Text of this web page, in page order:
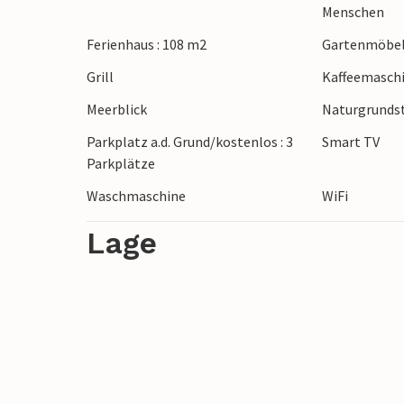
auch zum Strand und tauchen in das
den Schatten der Bäume und genießen
Vegetation und ist berühmt für seine
Erholen Sie sich mit Ihrer Familie am
zurück!
Menschen
Ferienhaus : 108 m2
Grill
Meerblick
Parkplatz a.d. Grund/kostenlos : 3
Parkplätze
Smart TV
Waschmaschine WiFi
Lage